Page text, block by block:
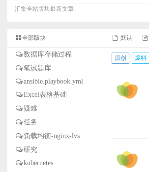
汇集全站版块最新文章
全部版块
数据库存储过程
笔试题库
ansible.playbook.yml
Excel表格基础
疑难
任务
负载均衡-nginx-lvs
研究
kubernetes
默认
原创 爆料